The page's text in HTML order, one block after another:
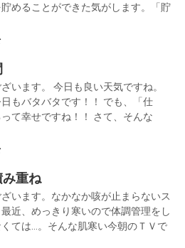
貯めることができた気がします。「貯
います。 今日も良い天気ですね。
もバタバタです！！ でも、「仕
て幸せですね！！ さて、そんな
み重ね
います。なかなか咳が止まらないス
近、めっきり寒いので体調管理をし
ては…。そんな肌寒い今朝のＴＶで